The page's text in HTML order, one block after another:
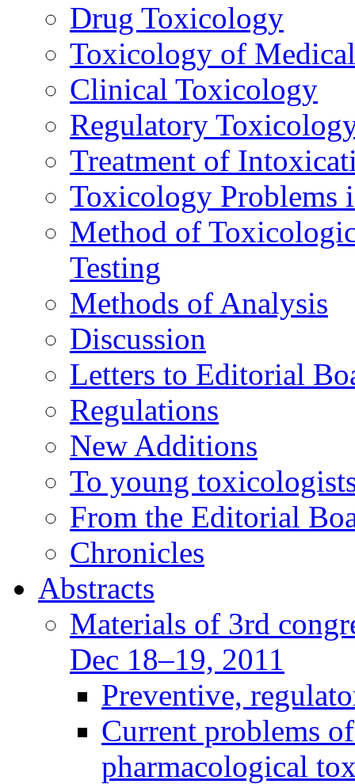
Drug Toxicology
Toxicology of
Clinical Toxicology
Regulatory
Treatment of
Toxicology Problems
Method of
Testing
Methods of Analysis
Discussion
Letters to Editorial
Regulations
New Additions
To young
From the Editorial
Chronicles
Abstracts
Materials of 3rd
Dec 18–19, 2011
Preventive,
Current problems
pharmacological